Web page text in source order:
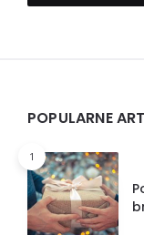
Widgets
POPULARNE
1